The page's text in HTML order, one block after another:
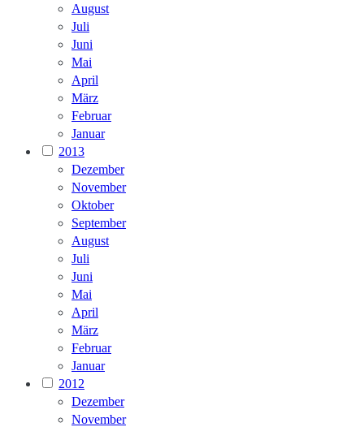
August
Juli
Juni
Mai
April
März
Februar
Januar
2013
Dezember
November
Oktober
September
August
Juli
Juni
Mai
April
März
Februar
Januar
2012
Dezember
November